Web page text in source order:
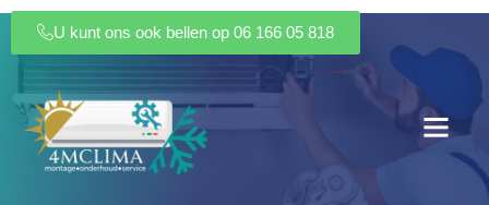
Ga
de
U kunt ons ook bellen op 06 166 05 818